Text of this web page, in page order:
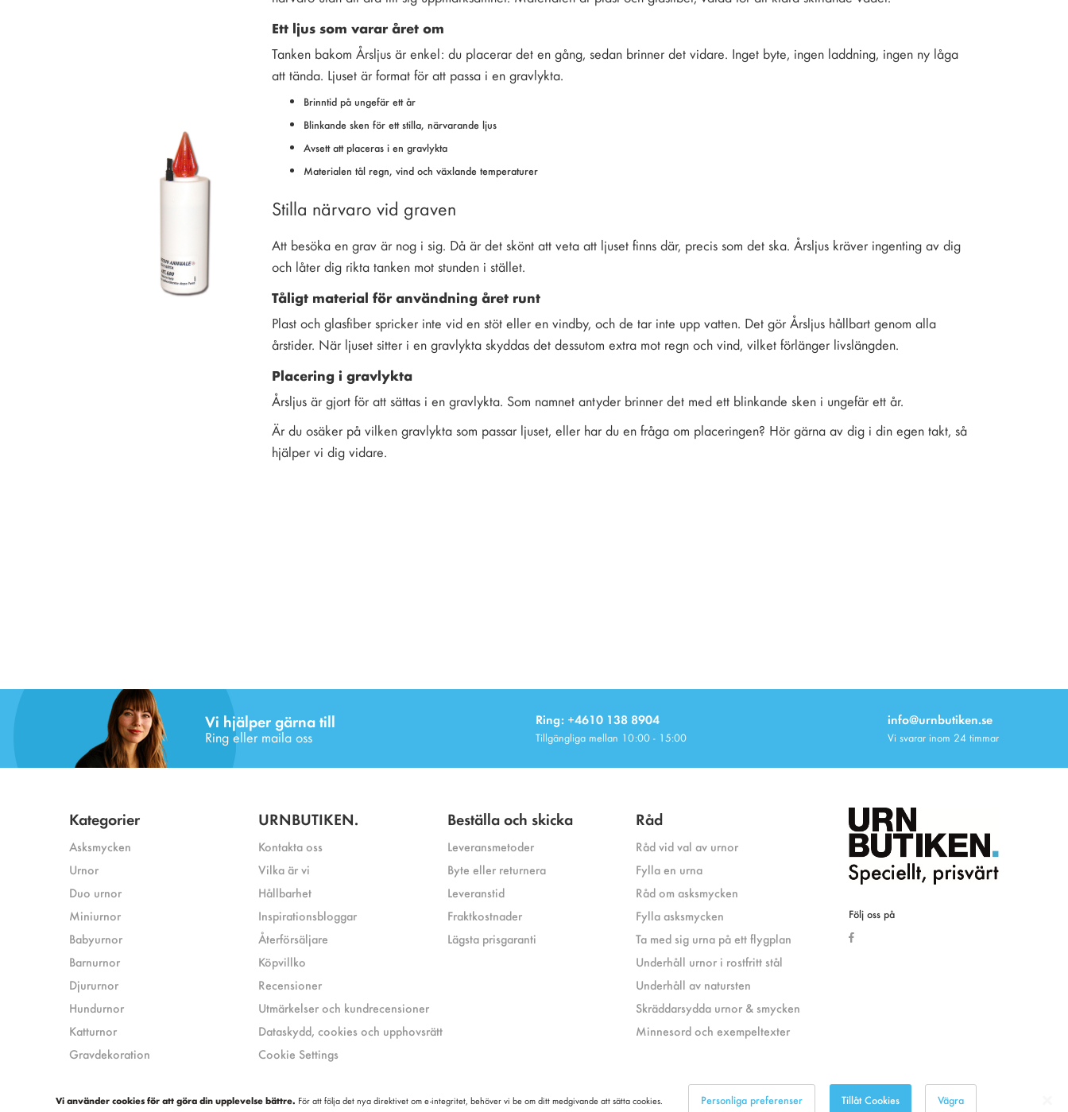
Ett ljus som varar året om
Tanken bakom Årsljus är enkel: du placerar det en gång, sedan brinner det vidare. Inget byte, ingen laddning, ingen ny låga
att tända. Ljuset är format för att passa i en gravlykta.
Brinntid på ungefär ett år
Blinkande sken för ett stilla, närvarande ljus
Avsett att placeras i en gravlykta
Materialen tål regn, vind och växlande temperaturer
Stilla närvaro vid graven
Att besöka en grav är nog i sig. Då är det skönt att veta att ljuset finns där, precis som det ska. Årsljus kräver ingenting av dig
och låter dig rikta tanken mot stunden i stället.
Tåligt material för användning året runt
Plast och glasfiber spricker inte vid en stöt eller en vindby, och de tar inte upp vatten. Det gör Årsljus hållbart genom alla
årstider. När ljuset sitter i en gravlykta skyddas det dessutom extra mot regn och vind, vilket förlänger livslängden.
Placering i gravlykta
Årsljus är gjort för att sättas i en gravlykta. Som namnet antyder brinner det med ett blinkande sken i ungefär ett år.
Är du osäker på vilken gravlykta som passar ljuset, eller har du en fråga om placeringen? Hör gärna av dig i din egen takt, så
hjälper vi dig vidare.
Vi hjälper gärna till
Ring eller maila oss
Ring: +4610 138 8904
Tillgängliga mellan 10:00 - 15:00
info@urnbutiken.se
Vi svarar inom 24 timmar
Kategorier
Asksmycken
Urnor
Duo urnor
Miniurnor
Babyurnor
Barnurnor
Djururnor
Hundurnor
Katturnor
Gravdekoration
URNBUTIKEN.
Kontakta oss
Vilka är vi
Hållbarhet
Inspirationsbloggar
Återförsäljare
Köpvillko
Recensioner
Utmärkelser och kundrecensioner
Dataskydd, cookies och upphovsrätt
Cookie Settings
Beställa och skicka
Leveransmetoder
Byte eller returnera
Leveranstid
Fraktkostnader
Lägsta prisgaranti
Råd
Råd vid val av urnor
Fylla en urna
Råd om asksmycken
Fylla asksmycken
Ta med sig urna på ett flygplan
Underhåll urnor i rostfritt stål
Underhåll av natursten
Skräddarsydda urnor & smycken
Minnesord och exempeltexter
Följ oss på
Vi använder cookies för att göra din upplevelse bättre. För att följa det nya direktivet om e-integritet, behöver vi be om ditt medgivande att sätta cookies. Tillåt Cookies Vägra
Personliga preferenser